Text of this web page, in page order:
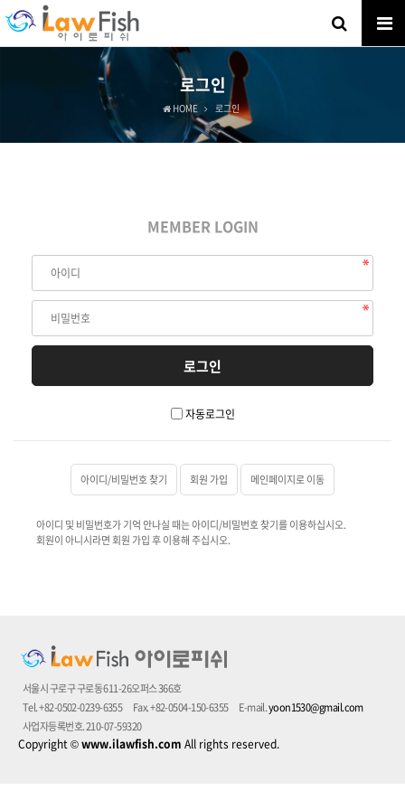
로그인
HOME 로그인
MEMBER LOGIN
자동로그인
아이디/비밀번호 찾기 회원 가입 메인페이지로 이동
아이디 및 비밀번호가 기억 안나실 때는 아이디/비밀번호 찾기를 이용하십시오.
회원이 아니시라면 회원 가입 후 이용해 주십시오.
서울시 구로구 구로동 611-26오퍼스 366호
Tel. +82-0502-0239-6355
Fax. +82-0504-150-6355 E-mail.yoon1530@gmail.com
사업자등록번호. 210-07-59320
Copyright©www.ilawfish.com All rights reserved.